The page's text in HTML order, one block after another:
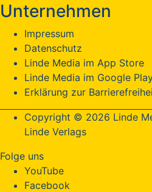
Unternehmen
Impressum
Datenschutz
Linde Media im App Store
Linde Media im Google
Erklärung zur
Copyright © 2026 Linde
Linde Verlags
Folge uns
YouTube
Facebook